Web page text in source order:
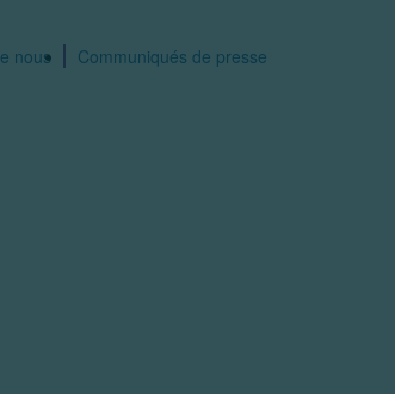
nous Communiqués de presse